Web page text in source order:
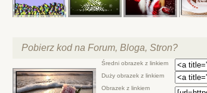
Pobierz kod na Forum, Bloga, Stron?
Średni obrazek z linkiem
Duży obrazek z linkiem
Obrazek z linkiem